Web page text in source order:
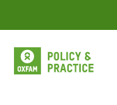
to
content